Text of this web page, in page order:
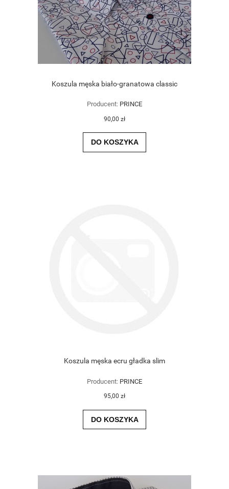
Koszula męska biało-granatowa classic
Producent: PRINCE
90,00 zł
DO KOSZYKA
Koszula męska ecru gładka slim
Producent: PRINCE
95,00 zł
DO KOSZYKA